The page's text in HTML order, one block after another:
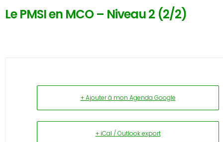
Le PMSI en MCO – Niveau 2 (2/2)
+ Ajouter à mon Agenda Google
+ iCal / Outlook export